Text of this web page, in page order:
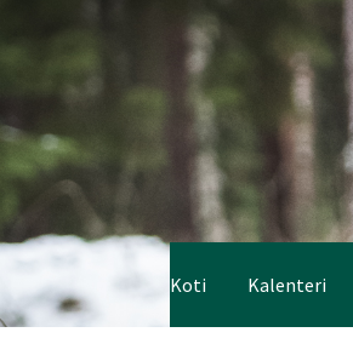
Koti Kalenteri